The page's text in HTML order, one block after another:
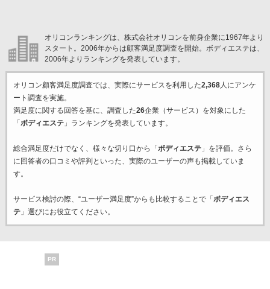
オリコンランキングは、株式会社オリコンを前身企業に1967年より
スタート。2006年からは顧客満足度調査を開始。ボディエステは、
2006年よりランキングを発表しています。
オリコン顧客満足度調査では、実際にサービスを利用した2,368人にアンケ
ート調査を実施。
満足度に関する回答を基に、調査した26企業（サービス）を対象にした
「 ボディエステ」ランキングを発表しています。
総合満足度だけでなく、様々な切り口から「 ボディエステ」を評価。さら
に回答者の口コミや評判といった、実際のユーザーの声も掲載していま
す。
サービス検討の際、“ユーザー満足度”からも比較することで「 ボディエス
テ」選びにお役立てください。
PR